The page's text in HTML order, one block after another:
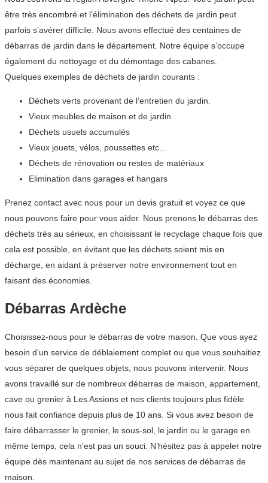
être très encombré et l’élimination des déchets de jardin peut
parfois s’avérer difficile. Nous avons effectué des centaines de
débarras de jardin dans le département. Notre équipe s’occupe
également du nettoyage et du démontage des cabanes.
Quelques exemples de déchets de jardin courants :
Déchets verts provenant de l’entretien du jardin.
Vieux meubles de maison et de jardin
Déchets usuels accumulés
Vieux jouets, vélos, poussettes etc…
Déchets de rénovation ou restes de matériaux
Elimination dans garages et hangars
Prenez contact avec nous pour un devis gratuit et voyez ce que
nous pouvons faire pour vous aider. Nous prenons le débarras des
déchets très au sérieux, en choisissant le recyclage chaque fois que
cela est possible, en évitant que les déchets soient mis en
décharge, en aidant à préserver notre environnement tout en
faisant des économies.
Débarras Ardèche
Choisissez-nous pour le débarras de votre maison. Que vous ayez
besoin d’un service de déblaiement complet ou que vous souhaitiez
vous séparer de quelques objets, nous pouvons intervenir. Nous
avons travaillé sur de nombreux débarras de maison, appartement,
cave ou grenier à Les Assions et nos clients toujours plus fidèle
nous fait confiance depuis plus de 10 ans. Si vous avez besoin de
faire débarrasser le grenier, le sous-sol, le jardin ou le garage en
même temps, cela n’est pas un souci. N’hésitez pas à appeler notre
équipe dès maintenant au sujet de nos services de débarras de
maison.